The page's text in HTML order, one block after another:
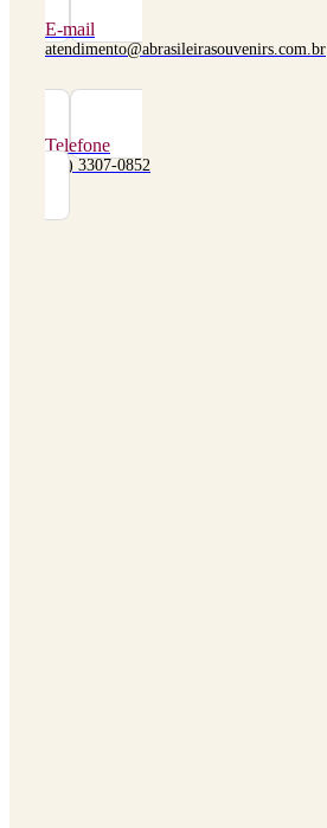
E-mail
atendimento@abrasileirasouvenirs.com.br
Telefone
(48) 3307-0852